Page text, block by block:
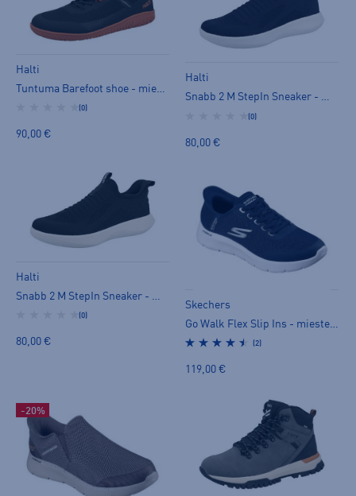
Halti
(0)
90,00 €
Halti
Snabb 2 M StepIn Sneaker - miesten kävelykengät
(0)
80,00 €
Halti
(0)
80,00 €
Skechers
Go Walk Flex Slip Ins - miesten kävelykengät
(2)
119,00 €
-20%